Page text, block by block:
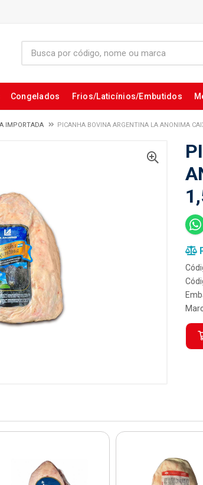
Congelados Frios/Laticínios/Embutidos
IMPORTADA PICANHA BOVINA ARGENTINA LA ANONIMA